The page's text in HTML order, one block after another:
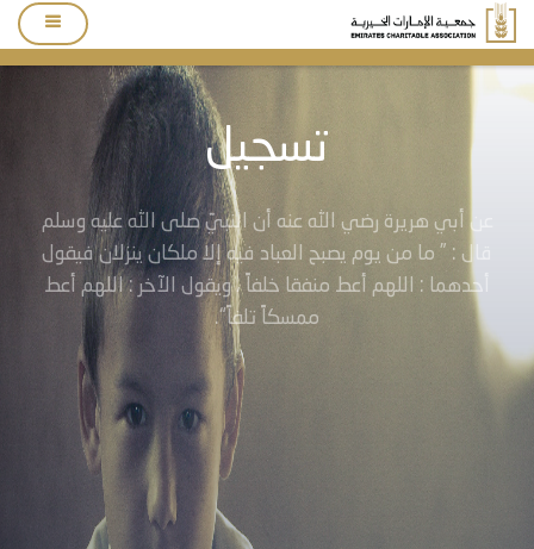
تسجيل
عن أبي هريرة رضي الله عنه أن النبيّ صلى الله عليه وسلم
قال : ” ما من يوم يصبح العباد فيه إلا ملكان ينزلان فيقول
أحدهما : اللهم أعط منفقا خلفاً ، ويقول الآخر : اللهم أعط
ممسكاً تلفاً“.